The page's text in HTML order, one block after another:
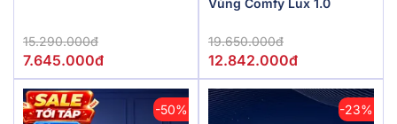
15.290.000đ
7.645.000đ
19.650.000đ
12.842.000đ
-50% -23%